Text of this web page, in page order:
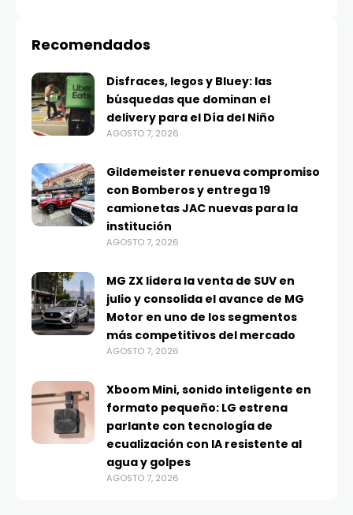
Recomendados
Disfraces, legos y Bluey: las
búsquedas que dominan el
delivery para el Día del Niño
AGOSTO 7, 2026
Gildemeister renueva compromiso
con Bomberos y entrega 19
camionetas JAC nuevas para la
institución
AGOSTO 7, 2026
MG ZX lidera la venta de SUV en
julio y consolida el avance de MG
Motor en uno de los segmentos
más competitivos del mercado
AGOSTO 7, 2026
Xboom Mini, sonido inteligente en
formato pequeño: LG estrena
parlante con tecnología de
ecualización con IA resistente al
agua y golpes
AGOSTO 7, 2026